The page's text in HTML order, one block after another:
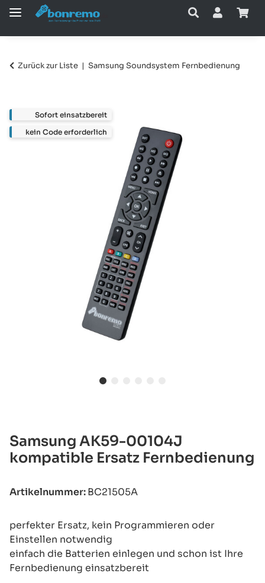
Zurück zur Liste Samsung Soundsystem Fernbedienung
Samsung AK59-00104J
kompatible Ersatz Fernbedienung
Artikelnummer:BC21505A
perfekter Ersatz, kein Programmieren oder
Einstellen notwendig
einfach die Batterien einlegen und schon ist Ihre
Fernbedienung einsatzbereit